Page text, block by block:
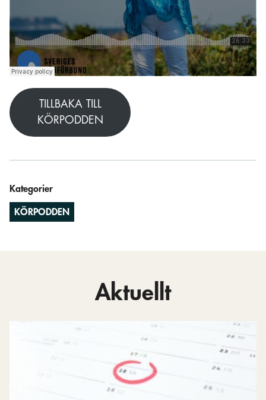
TILLBAKA TILL
KÖRPODDEN
Kategorier
KÖRPODDEN
Aktuellt